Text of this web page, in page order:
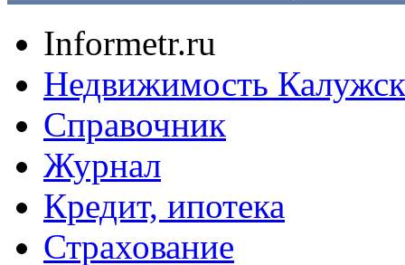
Informetr.ru
Недвижимость
Справочник
Журнал
Кредит, ипотека
Страхование